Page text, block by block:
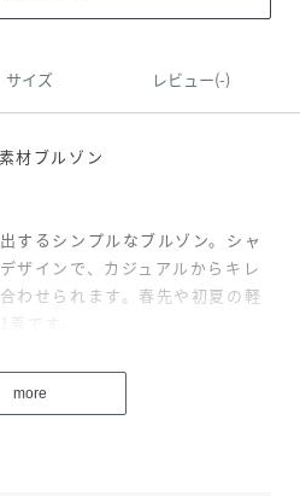
サイズ レビュー(-)
材ブルゾン
するシンプルなブルゾン。シャ
ザインで、カジュアルからキレ
わせられます。春先や初夏の軽
です。
羽織るだけで、洗練されたリラ
more